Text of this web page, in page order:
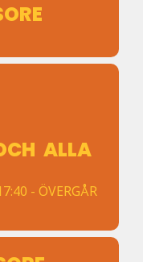
ALLA
- ÖVERGÅR